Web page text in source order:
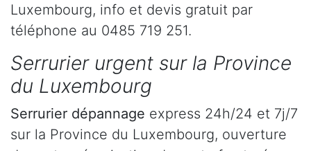
Luxembourg, info et devis gratuit par
téléphone au 0485 719 251.
Serrurier urgent sur la Province
du Luxembourg
Serrurier dépannage express 24h/24 et 7j/7
sur la Province du Luxembourg, ouverture